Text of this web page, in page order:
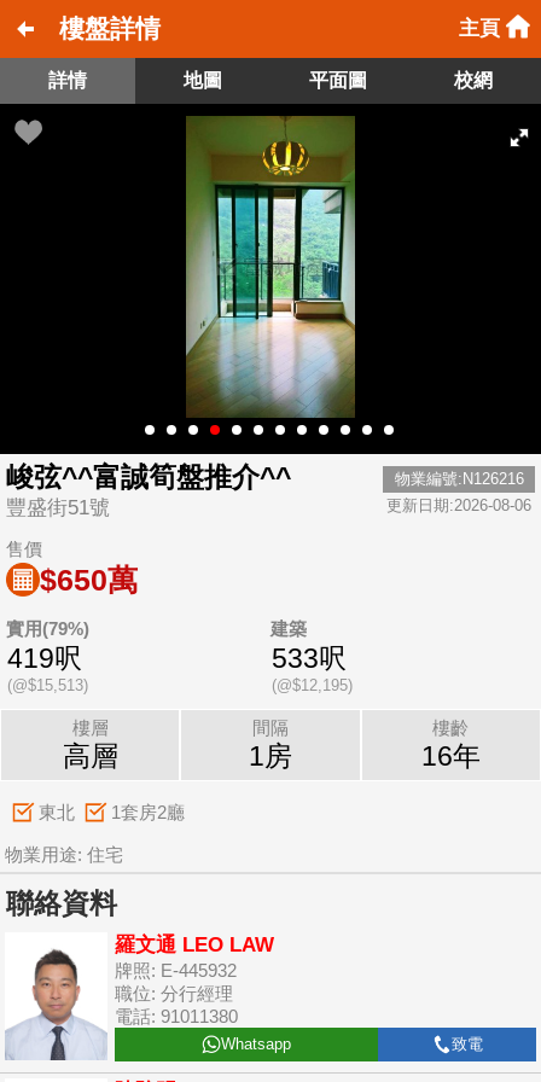
樓盤詳情 主頁
詳情 地圖 平面圖 校網
峻弦^^富誠筍盤推介^^
豐盛街51號
物業編號:N126216
更新日期:2026-08-06
售價
$650萬
實用(79%)
419呎
(@$15,513)
建築
533呎
(@$12,195)
樓層
高層
間隔
1房
樓齡
16年
東北 1套房2廳
物業用途: 住宅
聯絡資料
羅文通 LEO LAW
牌照: E-445932
職位: 分行經理
電話: 91011380
Whatsapp 致電